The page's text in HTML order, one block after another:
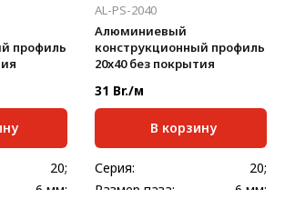
профиля
обработки профиля
профиль
20;
6 мм;
AL-PS-2040
Алюминиевый
конструкционный профиль
20x40 без покрытия
31 Br./м
В корзину
Серия:
20;
Размер паза:
6 мм;